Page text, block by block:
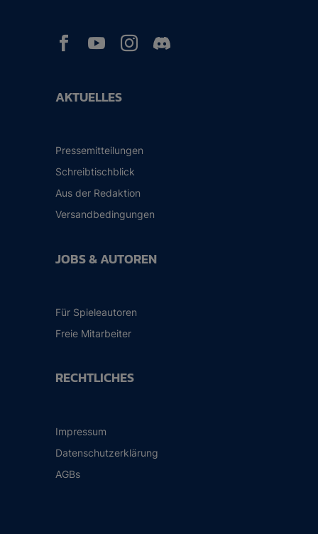
AKTUELLES
Pressemitteilungen
Schreibtischblick
Aus der Redaktion
Versandbedingungen
JOBS & AUTOREN
Für Spieleautoren
Freie Mitarbeiter
RECHTLICHES
Impressum
Datenschutzerklärung
AGBs
  